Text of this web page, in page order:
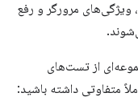
ویژگی‌های مرورگر و رفع
از تست‌های
متفاوتی داشته باشید: